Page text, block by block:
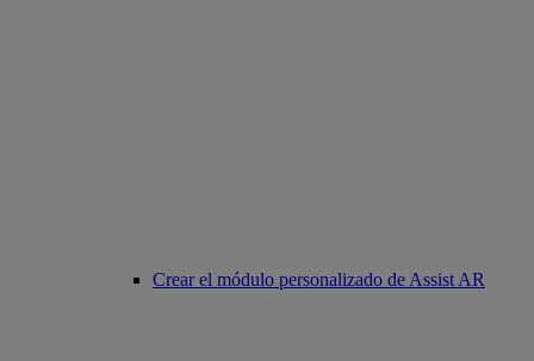
Crear el módulo personalizado de Assist AR